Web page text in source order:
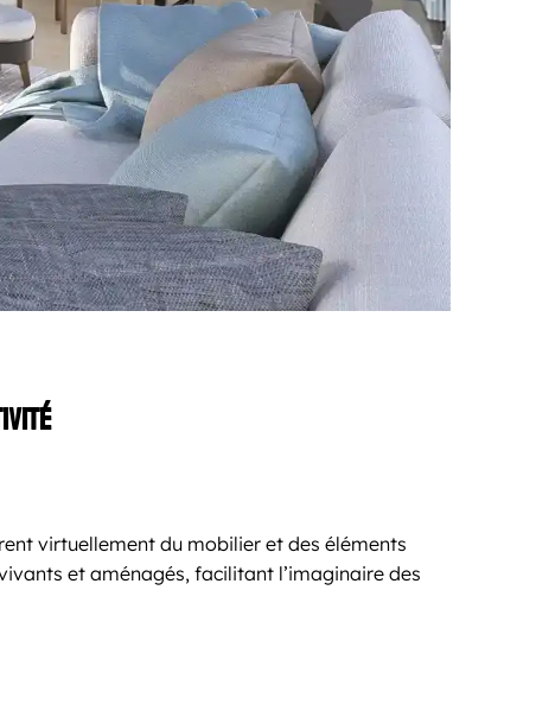
virtuellement du mobilier et des éléments
et aménagés, facilitant l’imaginaire des